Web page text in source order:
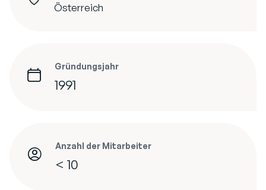
Österreich
Gründungsjahr
1991
Anzahl der Mitarbeiter
< 10